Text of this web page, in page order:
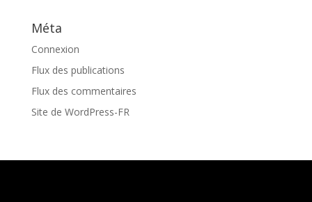
Méta
Connexion
Flux des publications
Flux des commentaires
Site de WordPress-FR